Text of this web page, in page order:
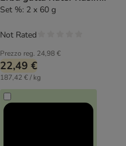
Set %: 2 x 60 g
Prezzo reg. 24,98 €
22,49 €
187,42 € / kg
Not Rated